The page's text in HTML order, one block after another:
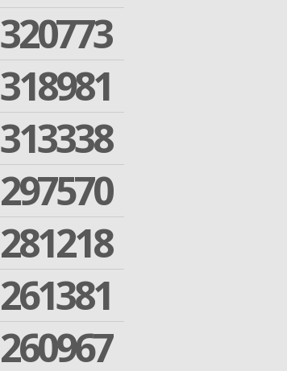
320773
318981
313338
297570
281218
261381
260967